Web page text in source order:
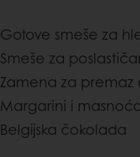
Gotove smeše za
Smeše za
Zamena za premaz
Margarini i
Belgijska čokolada